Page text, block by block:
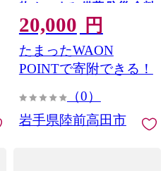
物 おつまみ 備蓄 防災 食料
長期保存 非常食 和尚印 】
RT860-12
20,000 円
たまったWAON
POINTで寄附できる！
（0）
岩手県陸前高田市